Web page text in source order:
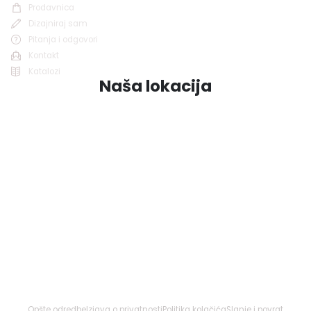
Prodavnica
Dizajniraj sam
Pitanja i odgovori
Kontakt
Katalozi
Naša lokacija